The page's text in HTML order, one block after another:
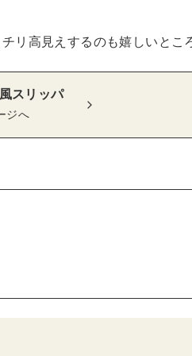
リ高見えするのも嬉しいとこ
スリッパ
ジへ